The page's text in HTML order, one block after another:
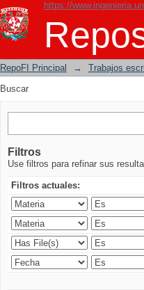
https://
Buscar
RepoFI Principal → Trabajos
Buscar
Filtros
Use filtros para refinar sus
Filtros actuales: